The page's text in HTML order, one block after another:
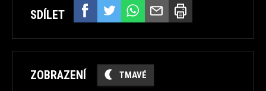
SDÍLET
ZOBRAZENÍ TMAVÉ